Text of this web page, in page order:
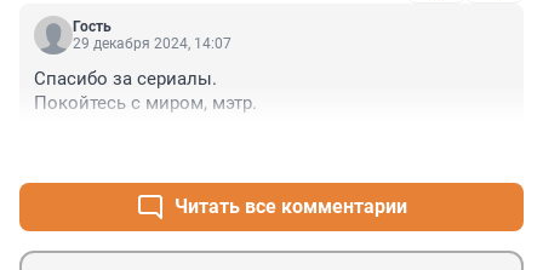
Гость
29 декабря 2024, 14:07
Спасибо за сериалы.
Покойтесь с миром, мэтр.
Читать все комментарии